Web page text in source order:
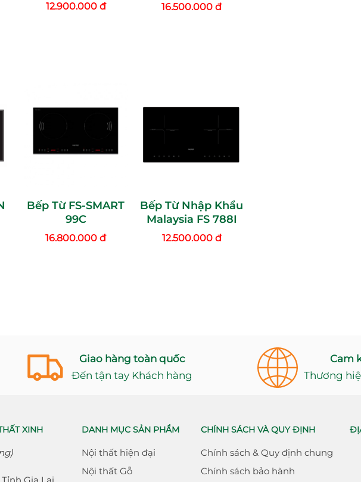
12.900.000 đ 16.500.000 đ
Bếp Từ FS-SMART
99C
16.800.000 đ
Bếp Từ Nhập Khẩu
Malaysia FS 788I
12.500.000 đ
Giao hàng toàn quốc
Đến tận tay Khách hàng
Cam
Thương
XINH DANH MỤC SẢN PHẨM
Nội thất hiện đại
Nội thất Gỗ
CHÍNH SÁCH VÀ QUY ĐỊNH
Chính sách & Quy định chung
Chính sách bảo hành